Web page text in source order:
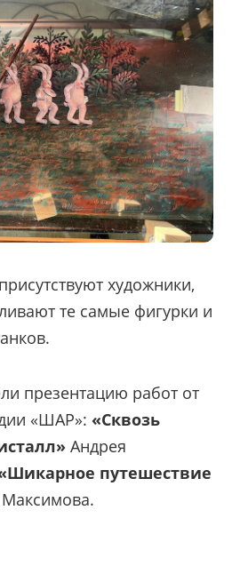
художники,
те самые фигурки и
презентацию работ от
«ШАР»: «Сквозь
Андрея
путешествие